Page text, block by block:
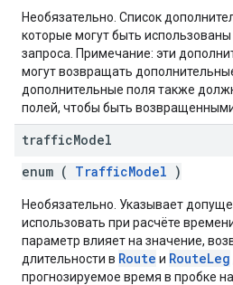
Необязательно. Список
которые могут быть
запроса. Примечание: эти
могут возвращать
дополнительные поля также
полей, чтобы быть возвращенными
trafficModel
enum ( TrafficModel )
Необязательно. Указывает
использовать при расчёте
параметр влияет на значение,
длительности в Route и RouteLeg
прогнозируемое время в пробке